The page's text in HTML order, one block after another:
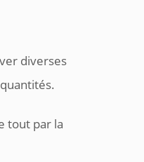
diverses
tout par la